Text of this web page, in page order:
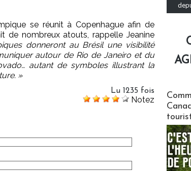
se réunit à Copenhague afin de
de nombreux atouts, rappelle Jeanine
donneront au Brésil une visibilité
autour de Rio de Janeiro et du
autant de symboles illustrant la
»
Lu 1235 fois
Notez